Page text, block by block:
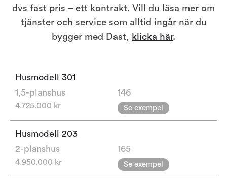
dvs fast pris – ett kontrakt. Vill du läsa mer om
tjänster och service som alltid ingår när du
bygger med Dast, klicka här.
Husmodell 301
146
4.725.000 kr
1,5-planshus
Se exempel
Husmodell 203
165
4.950.000 kr
2-planshus
Se exempel